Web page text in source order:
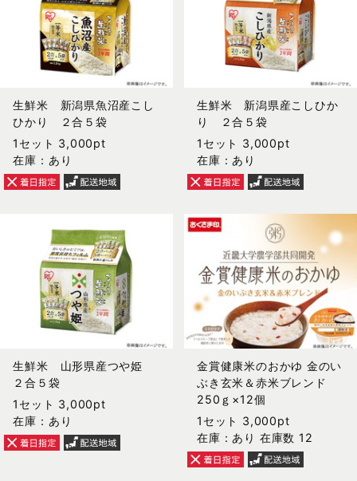
生鮮米 新潟県魚沼産こし
ひかり ２合５袋
1セット 3,000pt
在庫：あり
生鮮米 新潟県産こしひか
り ２合５袋
1セット 3,000pt
在庫：あり
生鮮米 山形県産つや姫
２合５袋
1セット 3,000pt
在庫：あり
金賞健康米のおかゆ 金のい
ぶき玄米＆赤米ブレンド
250ｇ×12個
1セット 3,000pt
在庫：あり 在庫数 12